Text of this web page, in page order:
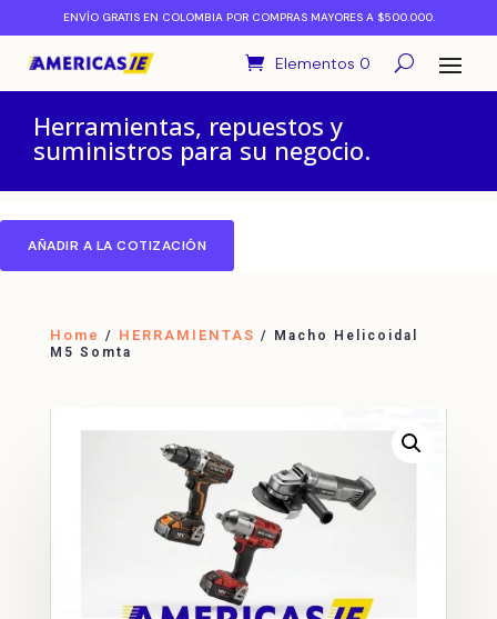
ENVÍO GRATIS EN COLOMBIA POR COMPRAS MAYORES A $500.000.
Elementos 0
Herramientas, repuestos y
suministros para su negocio.
AÑADIR A LA COTIZACIÓN
Home / HERRAMIENTAS / Macho Helicoidal
M5 Somta